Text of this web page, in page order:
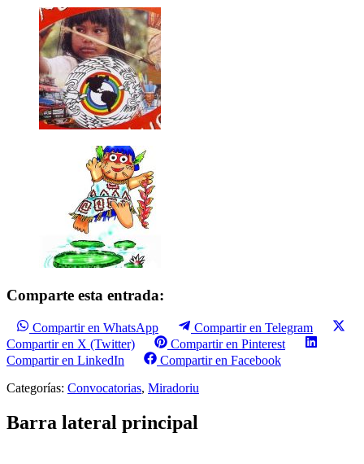
Comparte esta entrada:
Compartir en WhatsApp
Compartir en Telegram
Compartir en X (Twitter)
Compartir en Pinterest
Compartir en LinkedIn
Compartir en Facebook
Categorías: Convocatorias, Miradoriu
Barra lateral principal